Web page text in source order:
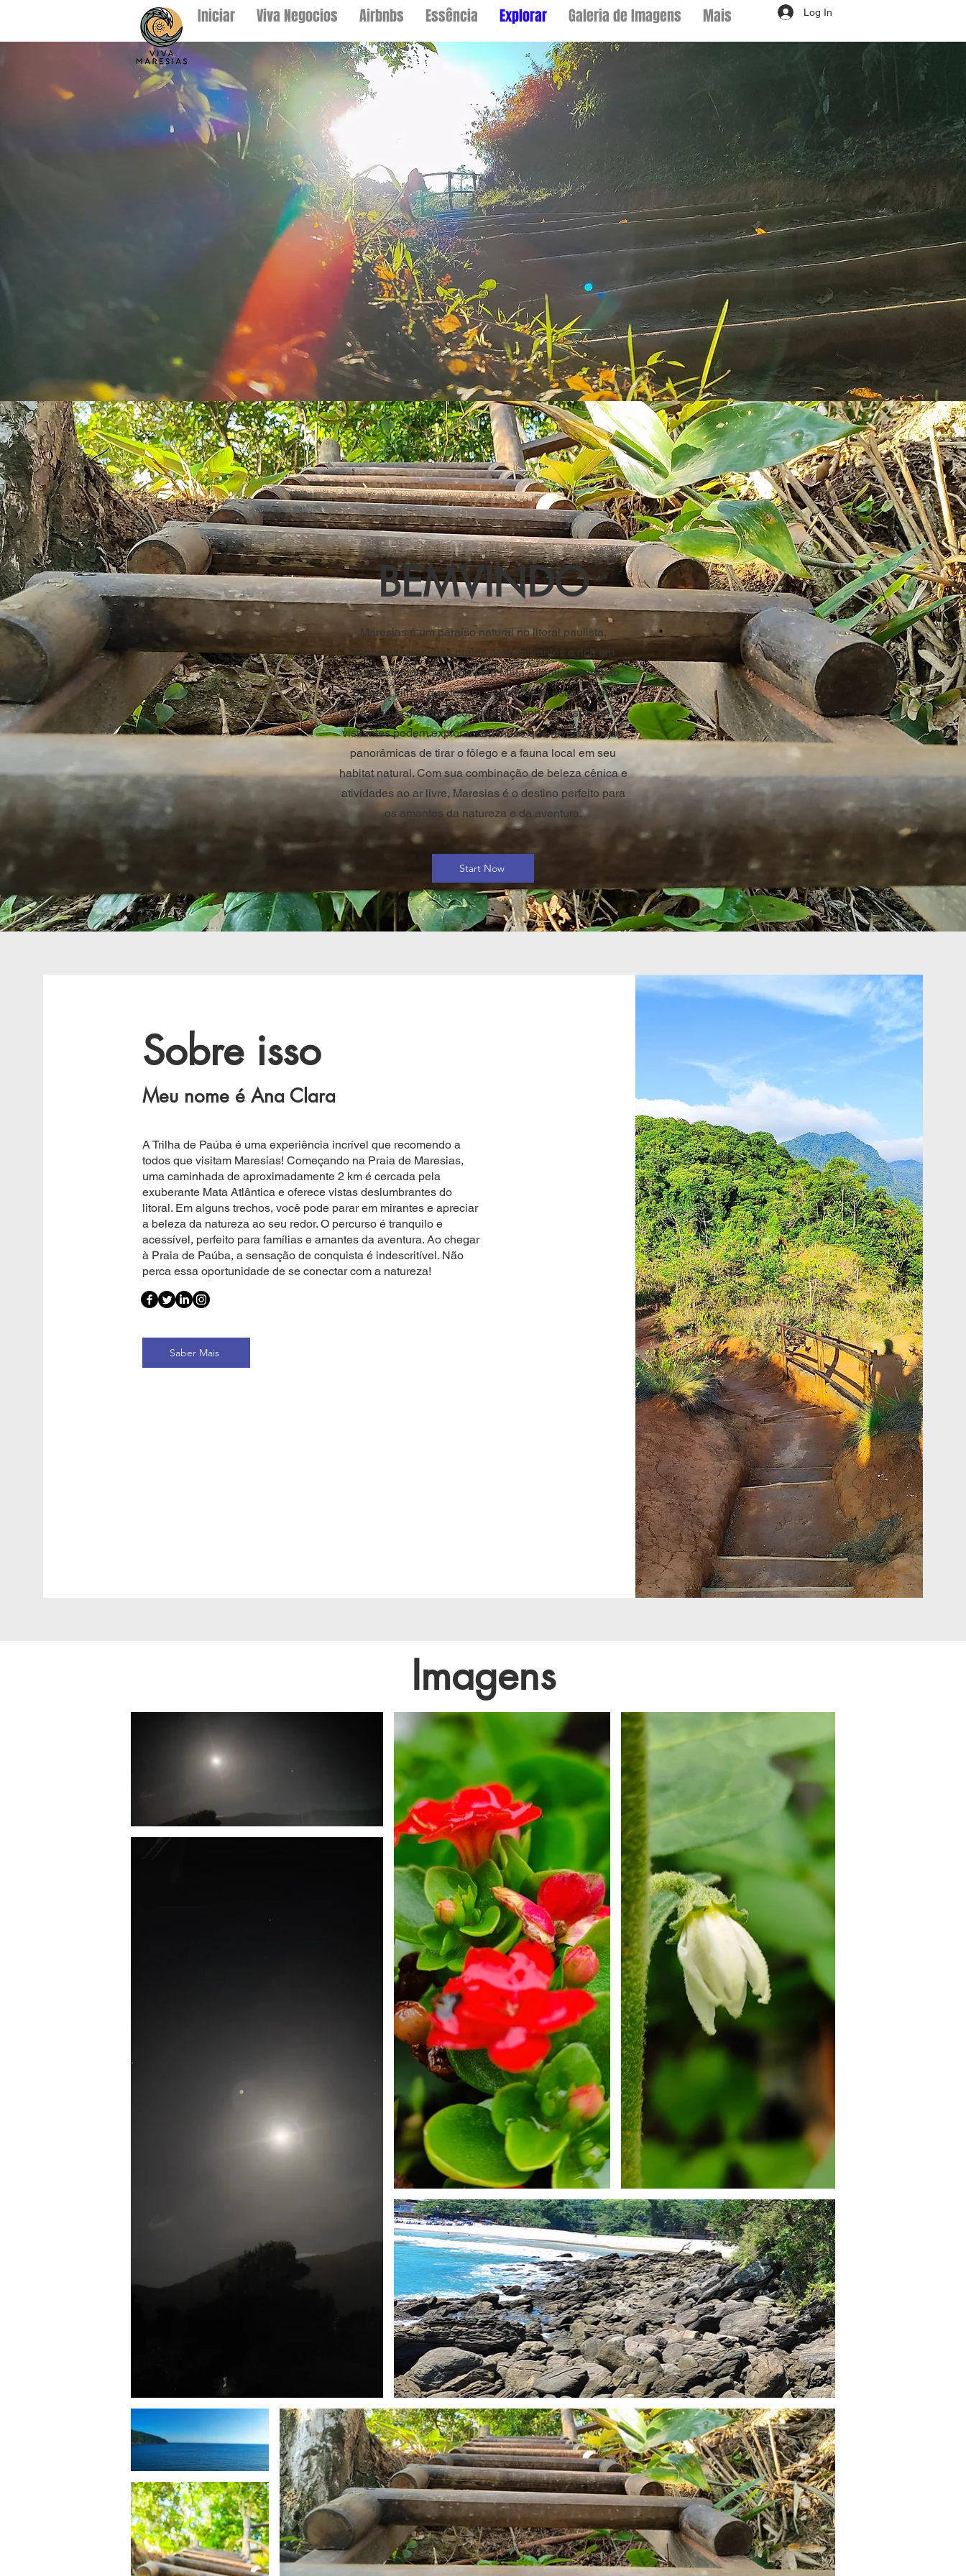
Iniciar Viva Negocios Airbnbs Essência Explorar Galeria de Imagens Mais Log In
BEMVINDO
Maresias é um paraíso natural no litoral paulista,
conhecido por suas praias deslumbrantes e rica em
biodiversidade. Cercada pela Mata Atlântica, a região
oferece trilhas que levam a cachoeiras escondidas,
onde a água cristalina convida ao banho refrescante. Os
visitantes podem explorar caminhos que revelam vistas
panorâmicas de tirar o fôlego e a fauna local em seu
habitat natural. Com sua combinação de beleza cênica e
atividades ao ar livre, Maresias é o destino perfeito para
os amantes da natureza e da aventura.
Start Now
Sobre isso
Meu nome é Ana Clara
A Trilha de Paúba é uma experiência incrível que recomendo a
todos que visitam Maresias! Começando na Praia de Maresias,
uma caminhada de aproximadamente 2 km é cercada pela
exuberante Mata Atlântica e oferece vistas deslumbrantes do
litoral. Em alguns trechos, você pode parar em mirantes e apreciar
a beleza da natureza ao seu redor. O percurso é tranquilo e
acessível, perfeito para famílias e amantes da aventura. Ao chegar
à Praia de Paúba, a sensação de conquista é indescritível. Não
perca essa oportunidade de se conectar com a natureza!​
Saber Mais
Imagens